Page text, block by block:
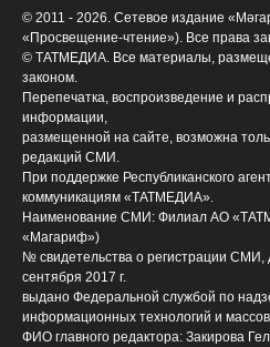
© 2011 - 2026. Сетевое издание
«Просвещение-чтение»). Все права
© ТАТМЕДИА. Все материалы,
законом.
Перепечатка, воспроизведение и
информации,
размещенной на сайте, возможна
редакций СМИ.
При поддержке Республиканского
коммуникациям «ТАТМЕДИА».
Наименование СМИ: Филиал АО
«Магариф»)
№ свидетельства о регистрации СМИ,
сентября 2017 г.
выдано Федеральной службой по
информационных технологий и
ФИО главного редактора: Закирова